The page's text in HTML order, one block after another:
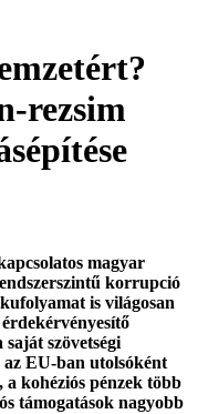
rezsim
magyar
korrupció
is világosan
érdekérvényesítő
saját szövetségi
EU-ban utolsóként
a kohéziós pénzek több
támogatások nagyobb